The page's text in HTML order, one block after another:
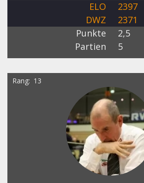
ELO
2397
DWZ
2371
Punkte
2,5
Partien
5
Rang 13